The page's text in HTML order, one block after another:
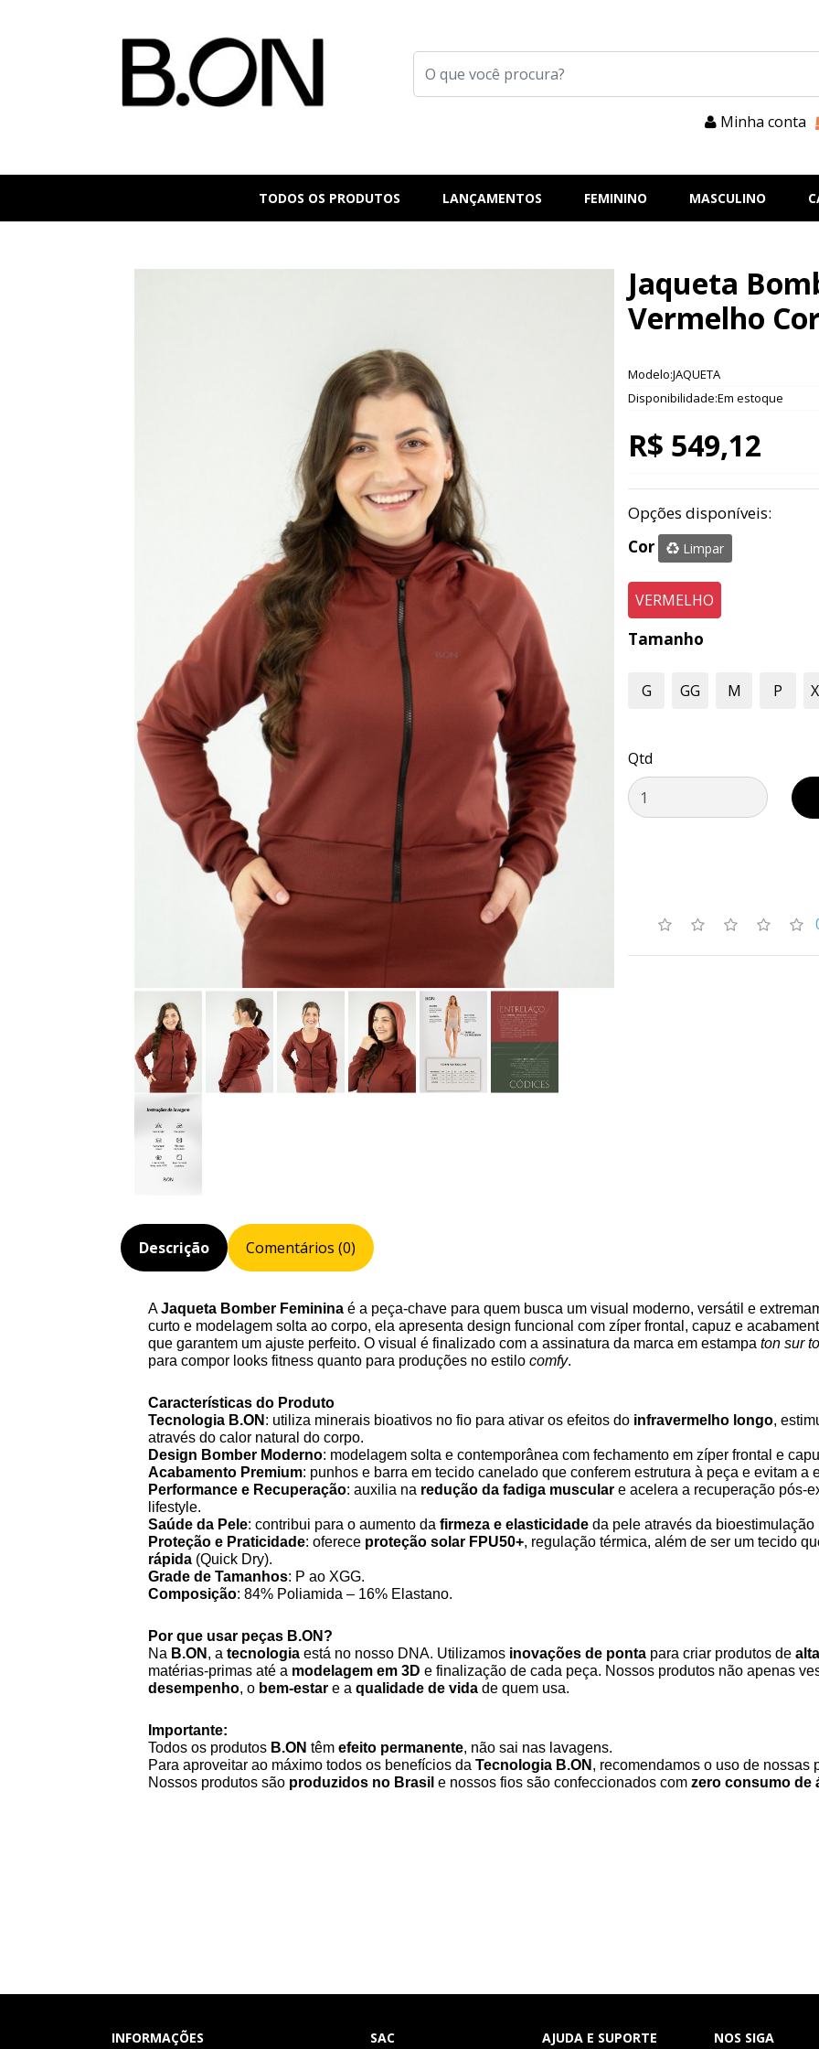
Minha conta
TODOS OS PRODUTOS LANÇAMENTOS FEMININO MASCULINO
Jaqueta
Vermelho
Modelo:JAQUETA
Disponibilidade:Em estoque
R$ 549,12
Opções disponíveis:
Cor
Limpar
VERMELHO
Tamanho
G GG M P
Qtd
Descrição Comentários (0)
AJaqueta Bomber Feminina é a peça-chave para quem busca um visual moderno, versátil e
curto e modelagem solta ao corpo, ela apresenta design funcional com zíper frontal, capuz e
que garantem um ajuste perfeito. O visual é finalizado com a assinatura da marca em estampa ton sur
para compor looks fitness quanto para produções no estilo comfy.
Características do Produto
Tecnologia B.ON : utiliza minerais bioativos no fio para ativar os efeitos do infravermelho longo,
através do calor natural do corpo.
Design Bomber Moderno: modelagem solta e contemporânea com fechamento em zíper frontal e
Acabamento Premium: punhos e barra em tecido canelado que conferem estrutura à peça e evitam a
Performance e Recuperação: auxilia na redução da fadiga muscular e acelera a recuperação pós-
lifestyle.
Saúde da Pele: contribui para o aumento da firmeza e elasticidade da pele através da bioestimulação
Proteção e Praticidade: oferece proteção solar FPU50+, regulação térmica, além de ser um tecido
rápida (Quick Dry).
Grade de Tamanhos: P ao XGG.
Composição: 84% Poliamida – 16% Elastano.
Por que usar peças B.ON?
Na B.ON , a tecnologia está no nosso DNA. Utilizamos inovações de ponta para criar produtos de
matérias-primas até a modelagem em 3D e finalização de cada peça. Nossos produtos não apenas
desempenho, o bem-estar e a qualidade de vida de quem usa.
Importante:
Todos os produtos B.ON têm efeito permanente, não sai nas lavagens.
Para aproveitar ao máximo todos os benefícios da Tecnologia B.ON , recomendamos o uso de nossas
Nossos produtos são produzidos no Brasil e nossos fios são confeccionados com zero consumo de
INFORMAÇÕES SAC AJUDA E SUPORTE NOS SIGA